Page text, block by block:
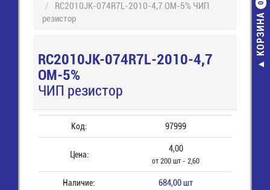
КОРЗИНА
0
RC2010JK-074R7L-2010-4,7 ОМ-5% ЧИП
резистор
RC2010JK-074R7L-2010-4,7
ОМ-5%
ЧИП резистор
Код: 97999
Цена:
4,00
от 200 шт - 2,60
Наличие: 684,00 шт